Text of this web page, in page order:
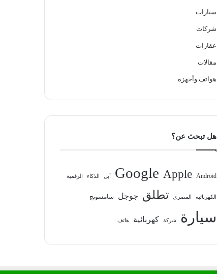
سيارات
شركات
عقارات
مقالات
هواتف وأجهزة
هل تبحث عن؟
Android
Apple
Google آبل الذكاء الرقمية
الكهربائية المصري تطلق جوجل سامسونج
سيارة شركة كهربائية هاتف